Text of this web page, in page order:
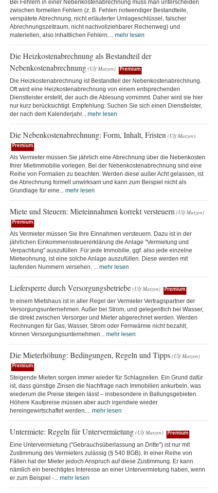
Bei Fehlern in einer Nebenkostenabrechnung muss man unterscheiden
zwischen formellen Fehlern (z. B. Fehlen notwendiger Bestandteile,
verspätete Abrechnung, nicht erläuterter Umlageschlüssel, falscher
Abrechnungszeitraum, nicht nachvollziehbarer Rechenweg) und
materiellen, also inhaltlichen Fehlern.... mehr lesen
Die Heizkostenabrechnung als Bestandteil der
Nebenkostenabrechnung (Ulf Matzen) Premium
Die Heizkostenabrechnung ist Bestandteil der Nebenkostenabrechnung.
Oft wird eine Heizkostenabrechnung von einem entsprechenden
Dienstleister erstellt, der auch die Ablesung vornimmt. Daher wird sie hier
nur kurz berücksichtigt. Empfehlung: Suchen Sie sich einen Dienstleister,
der nach dem Kalenderjahr... mehr lesen
Die Nebenkostenabrechnung: Form, Inhalt, Fristen (Ulf Matzen)
Premium
Als Vermieter müssen Sie jährlich eine Abrechnung über die Nebenkosten
Ihrer Mietimmobilie vorlegen. Bei der Nebenkostenabrechnung sind eine
Reihe von Formalien zu beachten. Werden diese außer Acht gelassen, ist
die Abrechnung formell unwirksam und kann zum Beispiel nicht als
Grundlage für eine... mehr lesen
Miete und Steuern: Mieteinnahmen korrekt versteuern (Ulf Matzen)
Premium
Als Vermieter müssen Sie Ihre Einnahmen versteuern. Dazu ist in der
jährlichen Einkommenssteuererklärung die Anlage "Vermietung und
Verpachtung" auszufüllen. Für jede Immobilie, ggf. also jede einzelne
Mietwohnung, ist eine solche Anlage auszufüllen. Diese werden mit
laufenden Nummern versehen. ... mehr lesen
Liefersperre durch Versorgungsbetriebe (Ulf Matzen) Premium
In einem Mietshaus ist in aller Regel der Vermieter Vertragspartner der
Versorgungsunternehmen. Außer bei Strom, und gelegentlich bei Wasser,
die direkt zwischen Versorger und Mieter abgerechnet werden. Werden
Rechnungen für Gas, Wasser, Strom oder Fernwärme nicht bezahlt,
können Versorgungsunternehmen... mehr lesen
Die Mieterhöhung: Bedingungen, Regeln und Tipps (Ulf Matzen)
Premium
Steigende Mieten sorgen immer wieder für Schlagzeilen. Ein Grund dafür
ist, dass günstige Zinsen die Nachfrage nach Immobilien ankurbeln, was
wiederum die Preise steigen lässt – insbesondere in Ballungsgebieten.
Höhere Kaufpreise müssen aber auch irgendwie wieder
hereingewirtschaftet werden.... mehr lesen
Untermiete: Regeln für Untervermietung (Ulf Matzen) Premium
Eine Untervermietung ("Gebrauchsüberlassung an Dritte") ist nur mit
Zustimmung des Vermieters zulässig (§ 540 BGB). In einer Reihe von
Fällen hat der Mieter jedoch Anspruch auf diese Zustimmung. Er kann
nämlich ein berechtigtes Interesse an einer Untervermietung haben, wenn
er zum Beispiel -... mehr lesen